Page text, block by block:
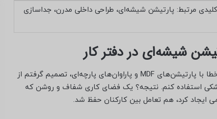
مرتبط: پارتیشن شیشه‌ای، طراحی داخلی مدرن، جداسازی
شیشه‌ای در دفتر کار
در طراحی داخلی دفتر خودم، بعد از چند آزمون و خطا با پارتیشن‌های MDF و پاراوان‌های پارچه‌ای، تصمیم گرفتم از
استفاده کنم. نتیجه؟ یک فضای کاری شفاف و روشن که
کرد، هم تعامل بین کارکنان حفظ شد.